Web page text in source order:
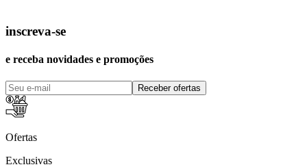
inscreva-se
e receba novidades e promoções
Receber ofertas
Ofertas
Exclusivas